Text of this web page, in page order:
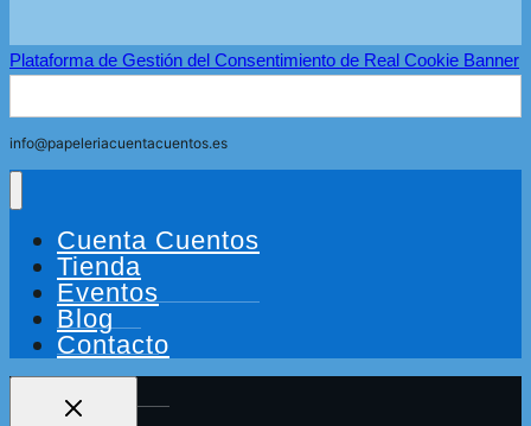
Plataforma de Gestión del Consentimiento de Real Cookie Banner
Buscar:
info@papeleriacuentacuentos.es
Cuenta Cuentos
Tienda
Eventos
Blog
Contacto